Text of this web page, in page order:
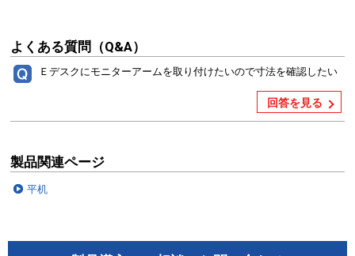
よくある質問（Q&A）
Ｅデスクにモニターアームを取り付けたいので寸法を確認したい
回答を見る
製品関連ページ
平机